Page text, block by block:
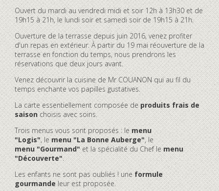
Ouvert du mardi au vendredi midi et soir 12h à 13h30 et de
19h15 à 21h, le lundi soir et samedi soir de 19h15 à 21h.
Ouverture de la terrasse depuis juin 2016, venez profiter
d'un repas en extérieur. À partir du 19 mai réouverture de la
terrasse en fonction du temps, nous prendrons les
réservations que deux jours avant.
Venez découvrir la cuisine de Mr COUANON qui au fil du
temps enchante vos papilles gustatives.
La carte essentiellement composée deproduits frais de
saisonchoisis avec soins.
Trois menus vous sont proposés : lemenu
"Logis", lemenu "La Bonne Auberge", le
menu "Gourmand"et la spécialité du Chef lemenu
"Découverte".
Les enfants ne sont pas oubliés ! uneformule
gourmandeleur est proposée.